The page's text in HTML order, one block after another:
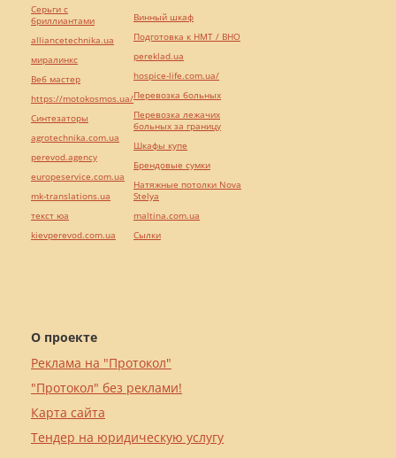
О проекте
Реклама на "Протокол"
"Протокол" без реклами!
Карта сайта
Тендер на юридическую услугу
Серьги с
бриллиантами
alliancetechnika.ua
миралинкс
Веб мастер
https://motokosmos.ua/
Синтезаторы
agrotechnika.com.ua
perevod.agency
europeservice.com.ua
mk-translations.ua
текст юа
kievperevod.com.ua
Винный шкаф
Подготовка к НМТ / ВНО
pereklad.ua
hospice-life.com.ua/
Перевозка больных
Перевозка лежачих
больных за границу
Шкафы купе
Брендовые сумки
Натяжные потолки Nova
Stelya
maltina.com.ua
Cылки